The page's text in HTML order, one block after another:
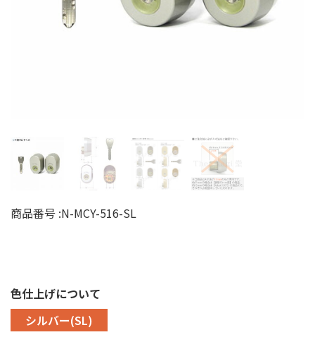
商品番号 :N-MCY-516-SL
色仕上げについて
シルバー(SL)